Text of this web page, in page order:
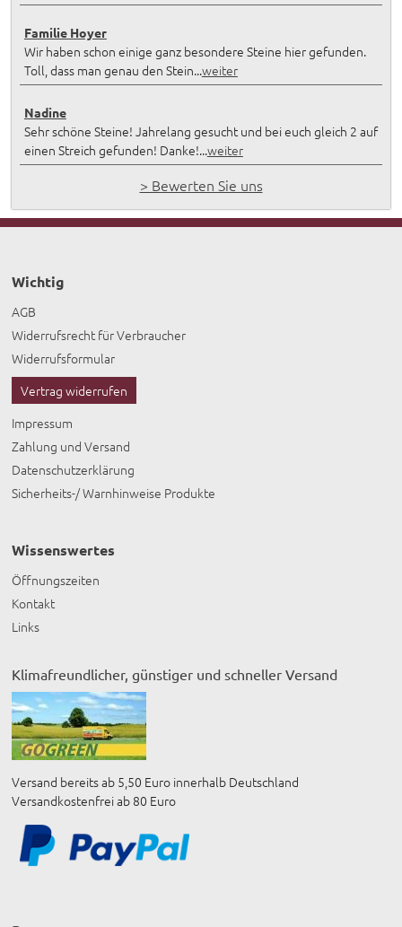
Familie Hoyer
Wir haben schon einige ganz besondere Steine hier gefunden.
Toll, dass man genau den Stein...weiter
Nadine
Sehr schöne Steine! Jahrelang gesucht und bei euch gleich 2 auf
einen Streich gefunden! Danke!...weiter
> Bewerten Sie uns
Wichtig
AGB
Widerrufsrecht für Verbraucher
Widerrufsformular
Vertrag widerrufen
Impressum
Zahlung und Versand
Datenschutzerklärung
Sicherheits-/ Warnhinweise Produkte
Wissenswertes
Öffnungszeiten
Kontakt
Links
Klimafreundlicher, günstiger und schneller Versand
Versand bereits ab 5,50 Euro innerhalb Deutschland
Versandkostenfrei ab 80 Euro